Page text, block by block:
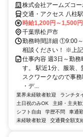
株式会社アームズコ
交通・アクセス 八柱
時給1,200円～1,500円
千葉県松戸市
勤務時間詳細 ①9:00
相談ください！ ※上
仕事内容 週3日～勤
す。 駅近1分、服装
スクワークなので事
・デ...
業界未経験者歓迎 ランチタ
土日祝のみOK
主婦・主夫歓
シフト自由
学歴不問 車通
未経験者歓迎
交通費全額支